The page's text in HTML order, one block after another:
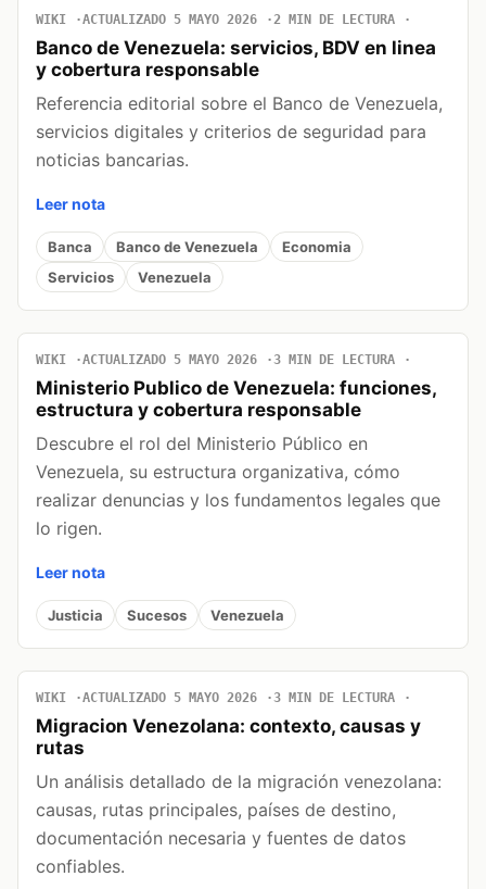
WIKI ACTUALIZADO 5 MAYO 2026 2 MIN DE LECTURA
Banco de Venezuela: servicios, BDV en linea
y cobertura responsable
Referencia editorial sobre el Banco de Venezuela,
servicios digitales y criterios de seguridad para
noticias bancarias.
Leer nota
Banca Banco de Venezuela
Economia
Servicios
Venezuela
WIKI ACTUALIZADO 5 MAYO 2026 3 MIN DE LECTURA
Ministerio Publico de Venezuela: funciones,
estructura y cobertura responsable
Descubre el rol del Ministerio Público en
Venezuela, su estructura organizativa, cómo
realizar denuncias y los fundamentos legales que
lo rigen.
Leer nota
Justicia Sucesos Venezuela
WIKI ACTUALIZADO 5 MAYO 2026 3 MIN DE LECTURA
Migracion Venezolana: contexto, causas y
rutas
Un análisis detallado de la migración venezolana:
causas, rutas principales, países de destino,
documentación necesaria y fuentes de datos
confiables.